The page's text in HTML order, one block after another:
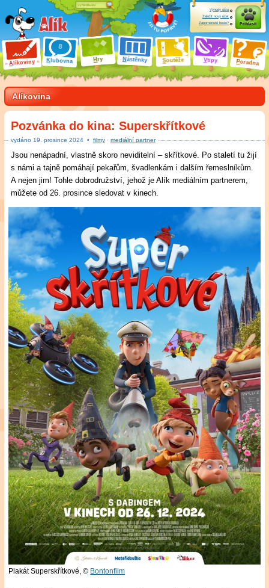
Alíkoviny Klubovna Hry Nástěnky Soutěže Vtipy Poradna
Výhody účtu
Založit nový účet
Zapomenuté heslo?
Přihlásit
Alíkovina
Pozvánka do kina: Superskřítkové
vydáno 19 prosince 2024• filmy· mediální partner
Jsou nenápadní, vlastně skoro neviditelní – skřítkové. Po staletí tu žijí
s námi a tajně pomáhají pekařům, švadlenkám i dalším řemeslníkům.
A nejen jim! Tohle dobrodružství, jehož je Alík mediálním partnerem,
můžete od 26. prosince sledovat v kinech.
Plakát Superskřítkové,© Bontonfilm